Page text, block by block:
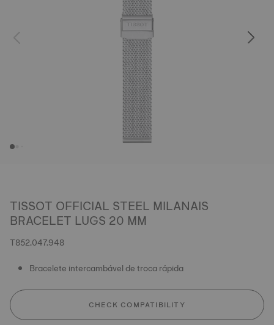
TISSOT OFFICIAL STEEL MILANAIS
BRACELET LUGS 20 MM
T852.047.948
Bracelete intercambável de troca rápida
CHECK COMPATIBILITY